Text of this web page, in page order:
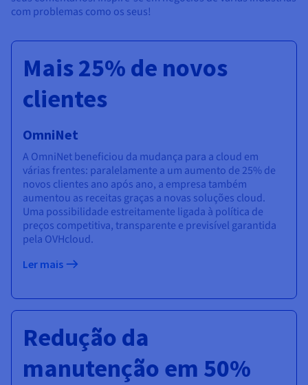
com problemas como os seus!
Mais 25% de novos
clientes
OmniNet
A OmniNet beneficiou da mudança para a cloud em
várias frentes: paralelamente a um aumento de 25% de
novos clientes ano após ano, a empresa também
aumentou as receitas graças a novas soluções cloud.
Uma possibilidade estreitamente ligada à política de
preços competitiva, transparente e previsível garantida
pela OVHcloud.
Ler mais
Redução da
manutenção em 50%